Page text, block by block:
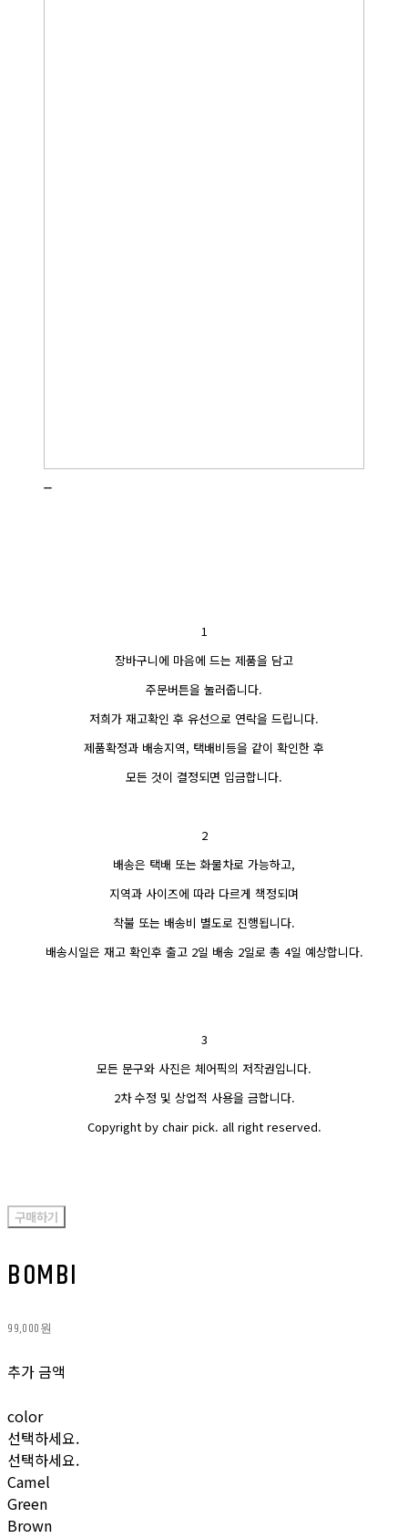
1
장바구니에 마음에 드는 제품을 담고
주문버튼을 눌러줍니다.
저희가 재고확인 후 유선으로 연락을 드립니다.
제품확정과 배송지역, 택배비등을 같이 확인한 후
모든 것이 결정되면 입금합니다.
2
배송은 택배 또는 화물차로 가능하고,
지역과 사이즈에 따라 다르게 책정되며
착불 또는 배송비 별도로 진행됩니다.
배송시일은 재고 확인후 출고 2일 배송 2일로 총 4일 예상합니다.
3
모든 문구와 사진은 체어픽의 저작권입니다.
2차 수정 및 상업적 사용을 금합니다.
Copyright by chair pick. all right reserved.
구매하기
BOMBI
99,000원
추가 금액
color
선택하세요.
선택하세요.
Camel
Green
Brown